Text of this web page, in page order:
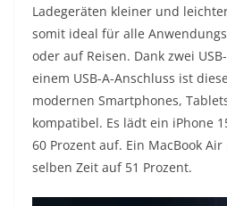
Ladegeräten kleiner und
somit ideal für alle
oder auf Reisen. Dank zwei
einem USB-A-Anschluss ist
modernen Smartphones,
kompatibel. Es lädt ein iPhone
60 Prozent auf. Ein MacBook
selben Zeit auf 51 Prozent.